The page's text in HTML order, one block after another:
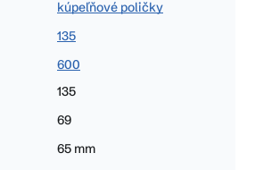
kúpeľňové poličky
135
600
135
69
65 mm